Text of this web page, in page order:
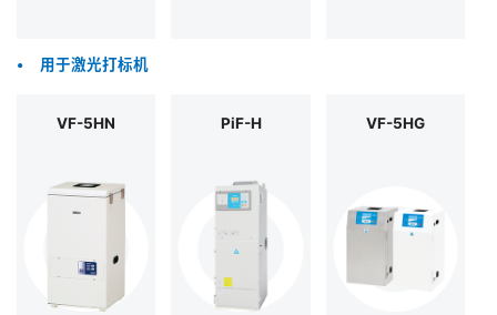
• 用于激光打标机
VF-5HN PiF-H VF-5HG